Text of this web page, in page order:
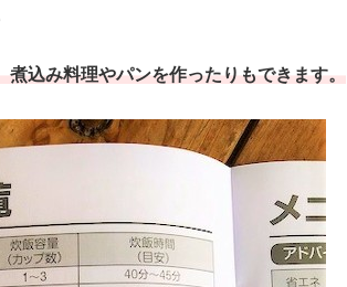
煮込み料理やパンを作ったりもできます。